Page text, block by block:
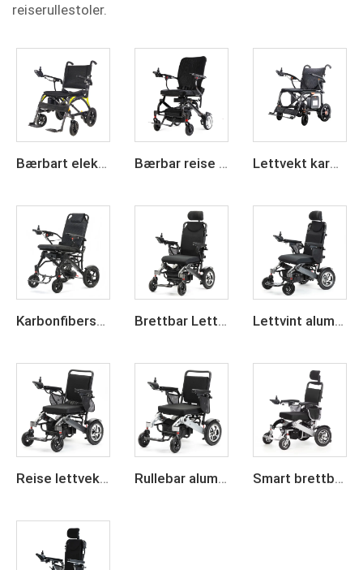
reiserullestoler.
Bærbart elektrisk rullestol i karbonfiber med 24 V litiumbatteri, lettvekt og sammenleggbart Bærbar reise elektrisk rullestol av karbonfiber Lettvekt karbonfiber elektrisk rullestol
Karbonfiberstel brettbar smart elektrisk rullestol Brettbar Lettvekts El-ryggstol Lettvint aluminiumslekke elektrisk rullestol som kan brettes sammen
Reise lettvekt sveipbar elektrisk rullestol for voksne Rullebar aluminiumslekter elektrisk rullestol Smart brettbar elektrisk rullestol i aluminiumslegering med nedleggsfunksjon